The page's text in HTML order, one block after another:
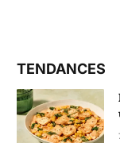
TENDANCES